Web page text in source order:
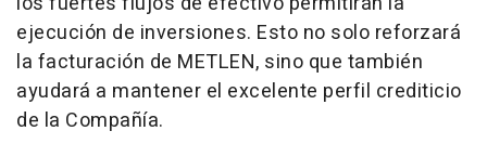
ejecución de inversiones. Esto no solo reforzará
la facturación de METLEN, sino que también
ayudará a mantener el excelente perfil crediticio
de la Compañía.